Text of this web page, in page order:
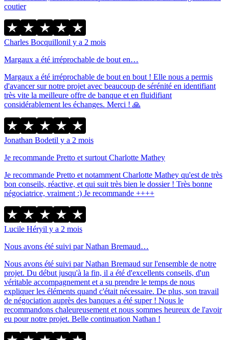
coutier
Charles Bocquillonil y a 2 mois
Margaux a été irréprochable de bout en…
Margaux a été irréprochable de bout en bout ! Elle nous a permis
d'avancer sur notre projet avec beaucoup de sérénité en identifiant
très vite la meilleure offre de banque et en fluidifiant
considérablement les échanges. Merci ! 🙏
Jonathan Bodetil y a 2 mois
Je recommande Pretto et surtout Charlotte Mathey
Je recommande Pretto et notamment Charlotte Mathey qu'est de très
bon conseils, réactive, et qui suit très bien le dossier ! Très bonne
négociatrice, vraiment :) Je recommande ++++
Lucile Héryil y a 2 mois
Nous avons été suivi par Nathan Bremaud…
Nous avons été suivi par Nathan Bremaud sur l'ensemble de notre
projet. Du début jusqu'à la fin, il a été d'excellents conseils, d'un
véritable accompagnement et a su prendre le temps de nous
expliquer les éléments quand c'était nécessaire. De plus, son travail
de négociation auprès des banques a été super ! Nous le
recommandons chaleureusement et nous sommes heureux de l'avoir
eu pour notre projet. Belle continuation Nathan !